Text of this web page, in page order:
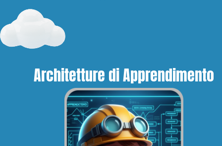
Architetture di Apprendimento